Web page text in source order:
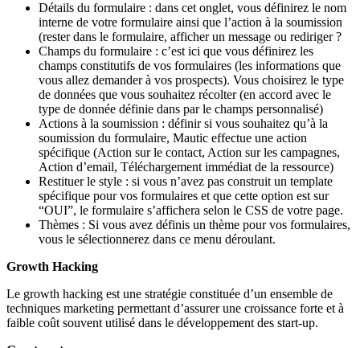
Détails du formulaire : dans cet onglet, vous définirez le nom
interne de votre formulaire ainsi que l’action à la soumission
(rester dans le formulaire, afficher un message ou rediriger ?
Champs du formulaire : c’est ici que vous définirez les
champs constitutifs de vos formulaires (les informations que
vous allez demander à vos prospects). Vous choisirez le type
de données que vous souhaitez récolter (en accord avec le
type de donnée définie dans par le champs personnalisé)
Actions à la soumission : définir si vous souhaitez qu’à la
soumission du formulaire, Mautic effectue une action
spécifique (Action sur le contact, Action sur les campagnes,
Action d’email, Téléchargement immédiat de la ressource)
Restituer le style : si vous n’avez pas construit un template
spécifique pour vos formulaires et que cette option est sur
“OUI”, le formulaire s’affichera selon le CSS de votre page.
Thèmes : Si vous avez définis un thème pour vos formulaires,
vous le sélectionnerez dans ce menu déroulant.
Growth Hacking
Le growth hacking est une stratégie constituée d’un ensemble de
techniques marketing permettant d’assurer une croissance forte et à
faible coût souvent utilisé dans le développement des start-up.